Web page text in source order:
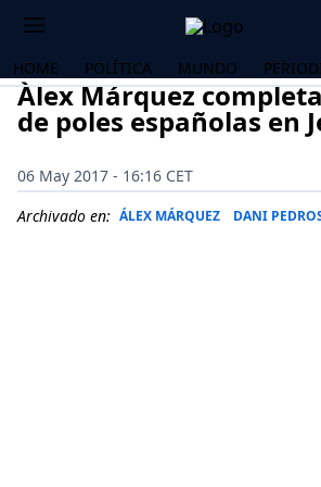
HOME POLÍTICA MUNDO
Àlex Márquez
de poles españolas en
06 May 2017 - 16:16 CET
Archivado en: ÁLEX MÁRQUEZ DANI